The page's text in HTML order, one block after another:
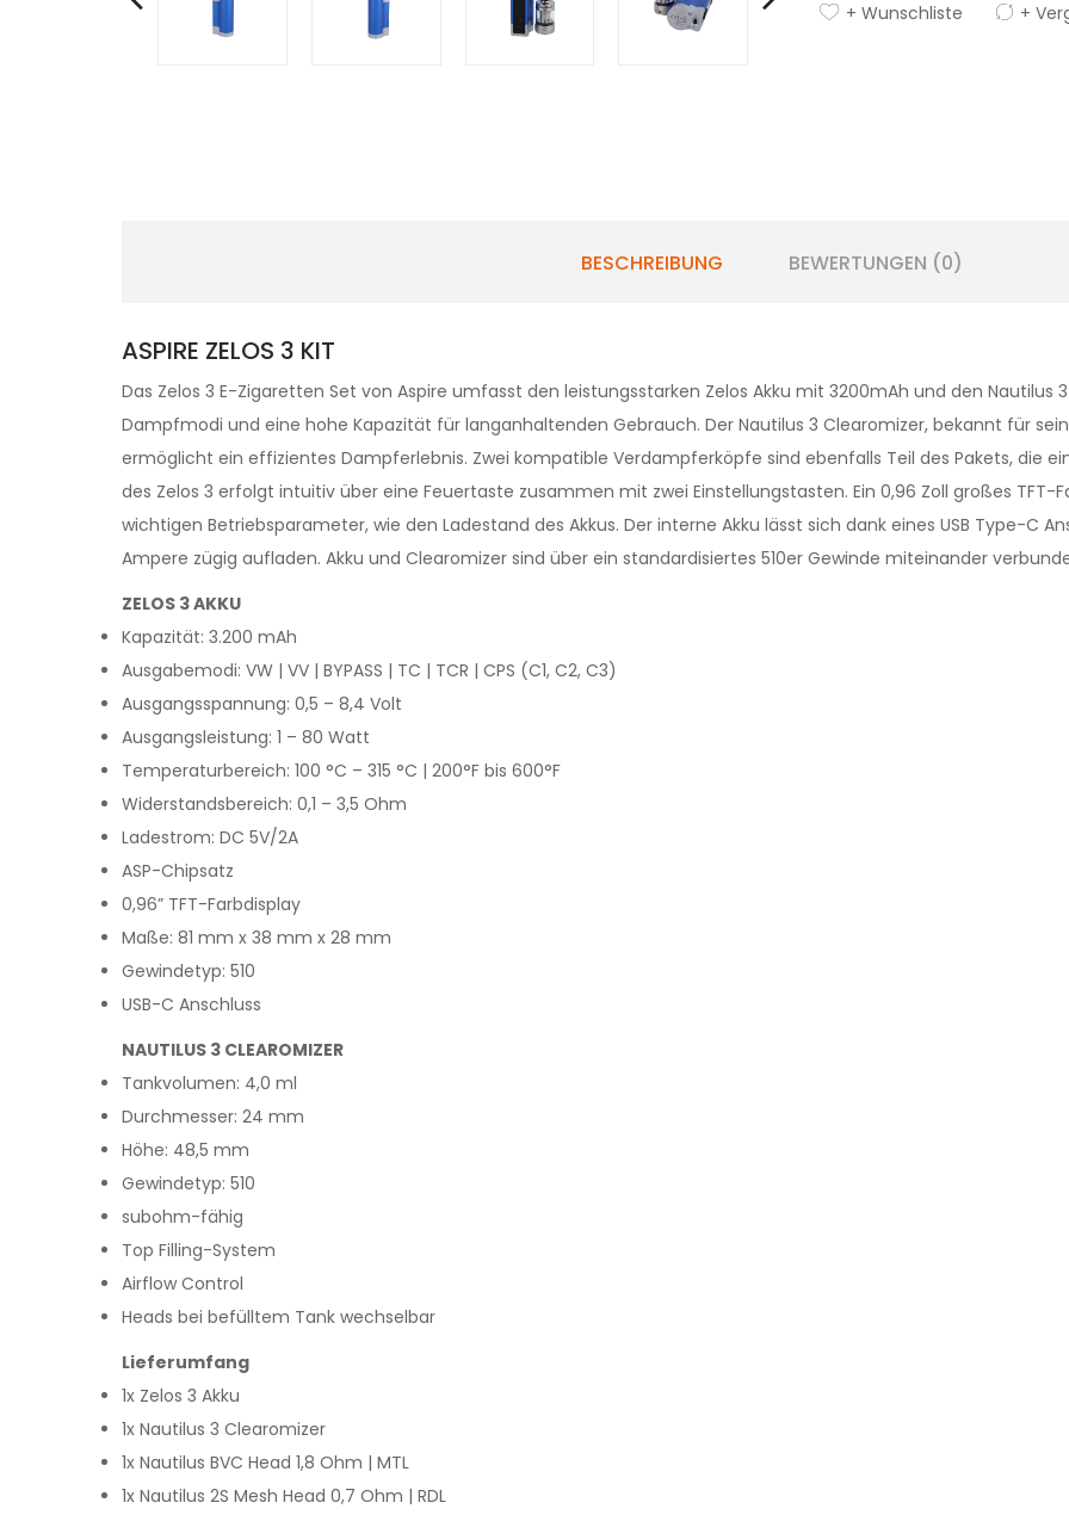
+ Wunschliste +
BESCHREIBUNG BEWERTUNGEN (0)
ASPIRE ZELOS 3 KIT
Das Zelos 3 E-Zigaretten Set von Aspire umfasst den leistungsstarken Zelos Akku mit 3200mAh und den Nautilus
Dampfmodi und eine hohe Kapazität für langanhaltenden Gebrauch. Der Nautilus 3 Clearomizer, bekannt für
ermöglicht ein effizientes Dampferlebnis. Zwei kompatible Verdampferköpfe sind ebenfalls Teil des Pakets, die
des Zelos 3 erfolgt intuitiv über eine Feuertaste zusammen mit zwei Einstellungstasten. Ein 0,96 Zoll großes TFT-
wichtigen Betriebsparameter, wie den Ladestand des Akkus. Der interne Akku lässt sich dank eines USB Type-C
Ampere zügig aufladen. Akku und Clearomizer sind über ein standardisiertes 510er Gewinde miteinander
ZELOS 3 AKKU
Kapazität: 3.200 mAh
Ausgabemodi: VW | VV | BYPASS | TC | TCR | CPS (C1, C2, C3)
Ausgangsspannung: 0,5 – 8,4 Volt
Ausgangsleistung: 1 – 80 Watt
Temperaturbereich: 100 °C – 315 °C | 200°F bis 600°F
Widerstandsbereich: 0,1 – 3,5 Ohm
Ladestrom: DC 5V/2A
ASP-Chipsatz
0,96” TFT-Farbdisplay
Maße: 81 mm x 38 mm x 28 mm
Gewindetyp: 510
USB-C Anschluss
NAUTILUS 3 CLEAROMIZER
Tankvolumen: 4,0 ml
Durchmesser: 24 mm
Höhe: 48,5 mm
Gewindetyp: 510
subohm-fähig
Top Filling-System
Airflow Control
Heads bei befülltem Tank wechselbar
Lieferumfang
1x Zelos 3 Akku
1x Nautilus 3 Clearomizer
1x Nautilus BVC Head 1,8 Ohm | MTL
1x Nautilus 2S Mesh Head 0,7 Ohm | RDL